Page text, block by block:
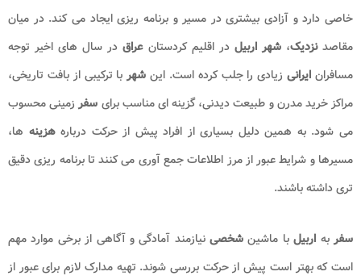
خاصی دارد و آزادی بیشتری در مسیر و برنامه ریزی ایجاد می کند. در میان
مقاصدنزدیک،شهر اربیلدر اقلیم کردستانعراق در سال های اخیر توجه
مسافران ایرانی زیادی را جلب کرده است. این شهربا ترکیبی از بافت تاریخی،
مراکز خرید مدرن و طبیعت دیدنی، گزینه ای مناسب برای سفرزمینی محسوب
می شود. به همین دلیل بسیاری از افراد پیش از حرکت دربارههزینه ها،
مسیرها و شرایط عبور از مرز اطلاعات جمع آوری می کنند تا برنامه ریزی دقیق
تری داشته باشند.
سفربه اربیلبا ماشین شخصینیازمند آمادگی و آگاهی از برخی موارد مهم
است که بهتر است پیش از حرکت بررسی شوند. تهیه مدارک لازم برای عبور از